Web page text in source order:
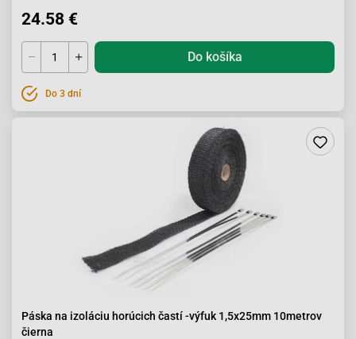
24.58 €
Do košíka
Do 3 dní
Páska na izoláciu horúcich častí -výfuk 1,5x25mm 10metrov
čierna